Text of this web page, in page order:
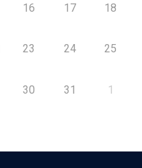
16 17 18
23 24 25
30 31 1